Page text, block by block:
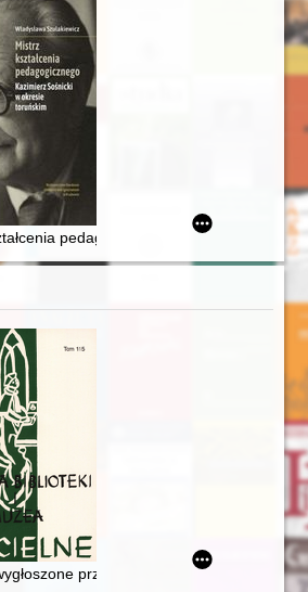
w Elblągu i Zamościu)
pedagogicznego : Kazimierz
w 100 lat po Die
tradycyjnych do gadżetów kultury
przez księdza Wincentego